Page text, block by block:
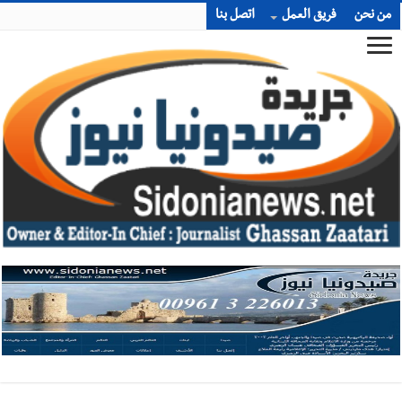
من نحن فريق العمل اتصل بنا